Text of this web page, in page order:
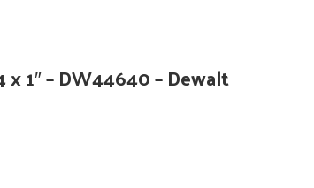
1″ – DW44640 – Dewalt